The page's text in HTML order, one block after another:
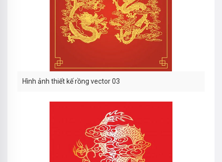
Hình ảnh thiết kế rồng vector 03